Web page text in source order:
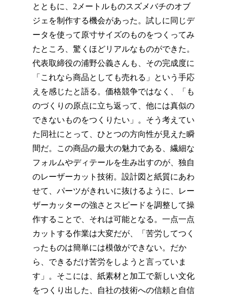
とともに、2メートルものスズメバチのオブ
ジェを制作する機会があった。試しに同じデ
ータを使って原寸サイズのものをつくってみ
たところ、驚くほどリアルなものができた。
代表取締役の浦野公義さんも、その完成度に
「これなら商品としても売れる」という手応
えを感じたと語る。価格競争ではなく、「も
のづくりの原点に立ち返って、他には真似の
できないものをつくりたい」。そう考えてい
た同社にとって、ひとつの方向性が見えた瞬
間だ。この商品の最大の魅力である、繊細な
フォルムやディテールを生み出すのが、独自
のレーザーカット技術。設計図と紙質にあわ
せて、パーツがきれいに抜けるように、レー
ザーカッターの強さとスピードを調整して操
作することで、それは可能となる。一点一点
カットする作業は大変だが、「苦労してつく
ったものは簡単には模倣ができない。だか
ら、できるだけ苦労をしようと言っていま
す」。そこには、紙素材と加工で新しい文化
をつくり出した、自社の技術への信頼と自信